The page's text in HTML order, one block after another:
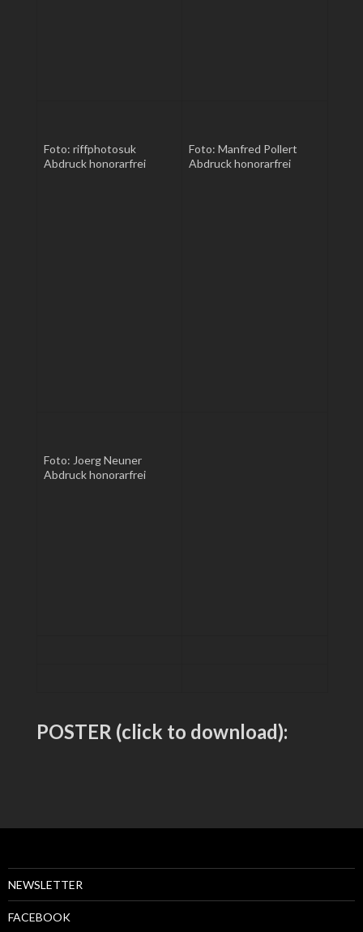
Foto: riffphotosuk
Abdruck honorarfrei
Foto: Manfred Pollert
Abdruck honorarfrei
Foto: Joerg Neuner
Abdruck honorarfrei
POSTER (click to download):
NEWSLETTER
FACEBOOK